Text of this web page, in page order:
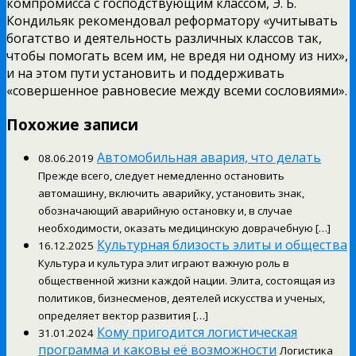
Кондильяк рекомендовал реформатору «учитывать
богатство и деятельность различных классов так,
чтобы помогать всем им, не вредя ни одному из них»,
и на этом пути установить и поддерживать
«совершенное равновесие между всеми сословиями».
Похожие записи
08.06.2019 Автомобильная авария, что делать
Прежде всего, следует немедленно остановить
автомашину, включить аварийку, установить знак,
обозначающий аварийную остановку и, в случае
необходимости, оказать медицинскую доврачебную […]
16.12.2025 Культурная близость элиты и общества
Культура и культура элит играют важную роль в
общественной жизни каждой нации. Элита, состоящая из
политиков, бизнесменов, деятелей искусства и ученых,
определяет вектор развития […]
31.01.2024 Кому пригодится логистическая
программа и каковы её возможности Логистика